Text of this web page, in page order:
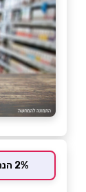
2% הנחה אוטומטית למשלמים בכרטיס המועדון